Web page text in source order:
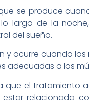
se produce
largo de la
del sueño.
y ocurre cuando
adecuadas a los
que el tratamiento
relacionada